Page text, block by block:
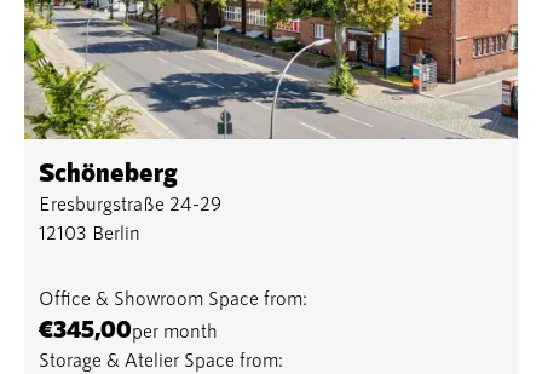
Schöneberg
Eresburgstraße 24-29
12103 Berlin
Office & Showroom Space from:
€345,00per month
Storage & Atelier Space from: